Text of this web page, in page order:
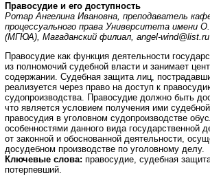
Правосудие и его доступность
Ротар Ангелина Ивановна, преподаватель
процессуального права Университета имени
(МГЮА), Магаданский филиал, angel-wind@list.ru
Правосудие как функция деятельности
из полномочий судебной власти и занимает
содержании. Судебная защита лиц,
реализуется через право на доступ к
судопроизводства. Правосудие должно быть
что является условием получения ими
правосудия в уголовном судопроизводстве
особенностями данного вида государственной
от законной и обоснованной деятельности,
досудебном производстве по уголовному делу.
Ключевые слова: правосудие, судебная
потерпевший.